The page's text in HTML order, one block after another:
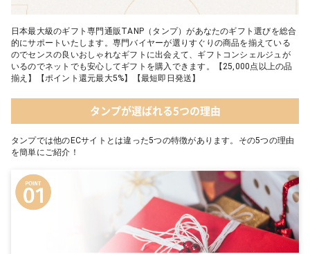
日本最大級のギフト専門通販TANP（タンプ）があなたのギフト選びを総合
的にサポートいたします。専門バイヤーが選りすぐりの商品を揃えている
のでセンスの良いおしゃれなギフトに出会えて、ギフトコンシェルジュが
いるのでネットでも安心してギフトを購入できます。【25,000点以上の品
揃え】【ポイント還元最大5%】【最短即日発送】
タンプが選ばれる5つの理由
タンプでは他のECサイトとは違った5つの特徴があります。その5つの理由
を簡単にご紹介！